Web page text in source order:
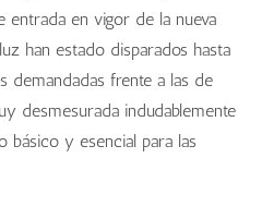
entrada en vigor de la nueva
han estado disparados hasta
demandadas frente a las de
desmesurada indudablemente
básico y esencial para las